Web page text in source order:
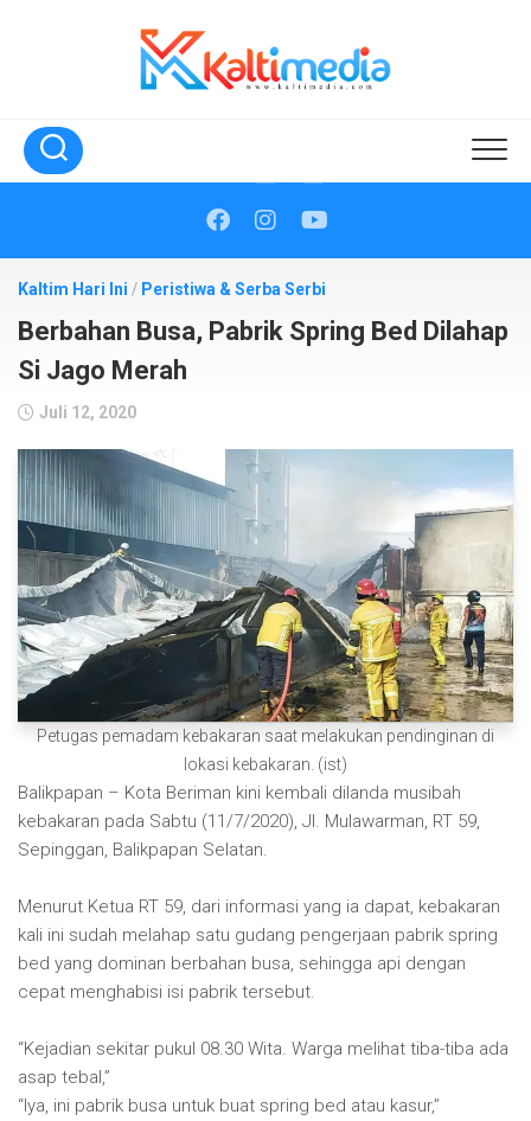
Kaltim Hari Ini / Peristiwa & Serba Serbi
Berbahan Busa, Pabrik Spring Bed Dilahap
Si Jago Merah
Juli 12, 2020
Petugas pemadam kebakaran saat melakukan pendinginan di
lokasi kebakaran. (ist)
Balikpapan – Kota Beriman kini kembali dilanda musibah
kebakaran pada Sabtu (11/7/2020), Jl. Mulawarman, RT 59,
Sepinggan, Balikpapan Selatan.
Menurut Ketua RT 59, dari informasi yang ia dapat, kebakaran
kali ini sudah melahap satu gudang pengerjaan pabrik spring
bed yang dominan berbahan busa, sehingga api dengan
cepat menghabisi isi pabrik tersebut.
“Kejadian sekitar pukul 08.30 Wita. Warga melihat tiba-tiba ada
asap tebal,”
“Iya, ini pabrik busa untuk buat spring bed atau kasur,”